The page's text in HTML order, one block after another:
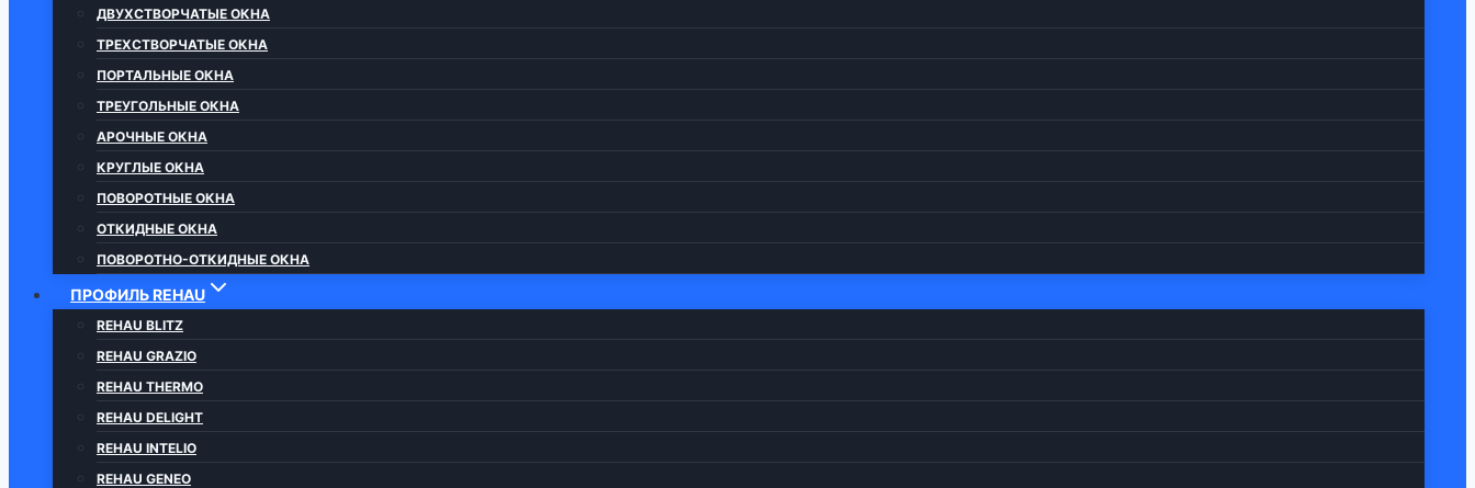
ДВУХСТВОРЧАТЫЕ ОКНА
ТРЕХСТВОРЧАТЫЕ ОКНА
ПОРТАЛЬНЫЕ ОКНА
ТРЕУГОЛЬНЫЕ ОКНА
АРОЧНЫЕ ОКНА
КРУГЛЫЕ ОКНА
ПОВОРОТНЫЕ ОКНА
ОТКИДНЫЕ ОКНА
ПОВОРОТНО-ОТКИДНЫЕ ОКНА
ПРОФИЛЬ REHAU
REHAU BLITZ
REHAU GRAZIO
REHAU THERMO
REHAU DELIGHT
REHAU INTELIO
REHAU GENEO